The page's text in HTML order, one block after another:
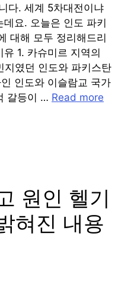
다. 세계 5차대전이냐
요. 오늘은 인도 파키
대해 모두 정리해드리
1. 카슈미르 지역의
였던 인도와 파키스탄
인도와 이슬람교 국가
갈등이 … Read more
원인 헬기
혀진 내용